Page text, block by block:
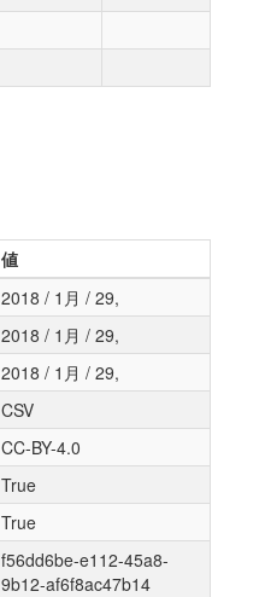
値
2018 / 1月 / 29,
2018 / 1月 / 29,
2018 / 1月 / 29,
CSV
CC-BY-4.0
True
True
f56dd6be-e112-45a8-
9b12-af6f8ac47b14